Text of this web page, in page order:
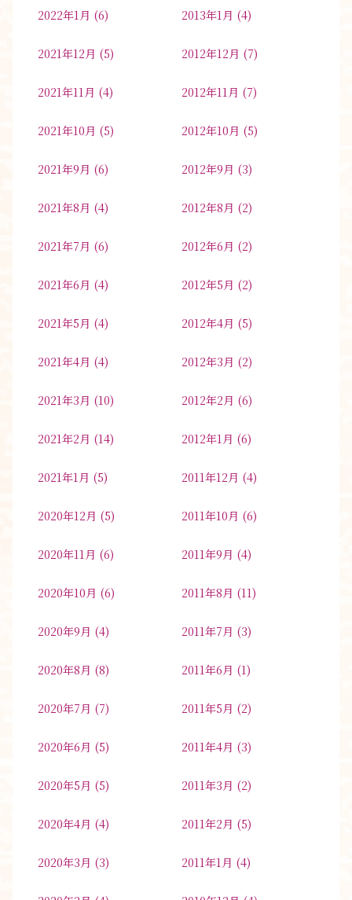
2022年1月 (6)
2021年12月 (5)
2021年11月 (4)
2021年10月 (5)
2021年9月 (6)
2021年8月 (4)
2021年7月 (6)
2021年6月 (4)
2021年5月 (4)
2021年4月 (4)
2021年3月 (10)
2021年2月 (14)
2021年1月 (5)
2020年12月 (5)
2020年11月 (6)
2020年10月 (6)
2020年9月 (4)
2020年8月 (8)
2020年7月 (7)
2020年6月 (5)
2020年5月 (5)
2020年4月 (4)
2020年3月 (3)
2013年1月 (4)
2012年12月 (7)
2012年11月 (7)
2012年10月 (5)
2012年9月 (3)
2012年8月 (2)
2012年6月 (2)
2012年5月 (2)
2012年4月 (5)
2012年3月 (2)
2012年2月 (6)
2012年1月 (6)
2011年12月 (4)
2011年10月 (6)
2011年9月 (4)
2011年8月 (11)
2011年7月 (3)
2011年6月 (1)
2011年5月 (2)
2011年4月 (3)
2011年3月 (2)
2011年2月 (5)
2011年1月 (4)